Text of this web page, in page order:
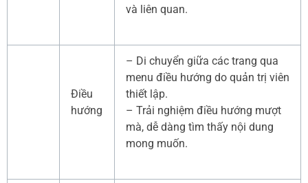
và liên quan.
Điều
hướng
– Di chuyển giữa các trang qua
menu điều hướng do quản trị viên
thiết lập.
– Trải nghiệm điều hướng mượt
mà, dễ dàng tìm thấy nội dung
mong muốn.